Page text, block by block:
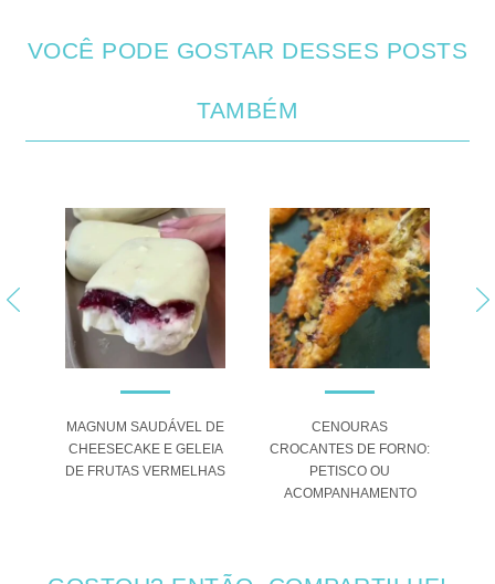
VOCÊ PODE GOSTAR DESSES POSTS
TAMBÉM
MAGNUM SAUDÁVEL DE
CHEESECAKE E GELEIA
DE FRUTAS VERMELHAS
CENOURAS
CROCANTES DE FORNO:
PETISCO OU
ACOMPANHAMENTO